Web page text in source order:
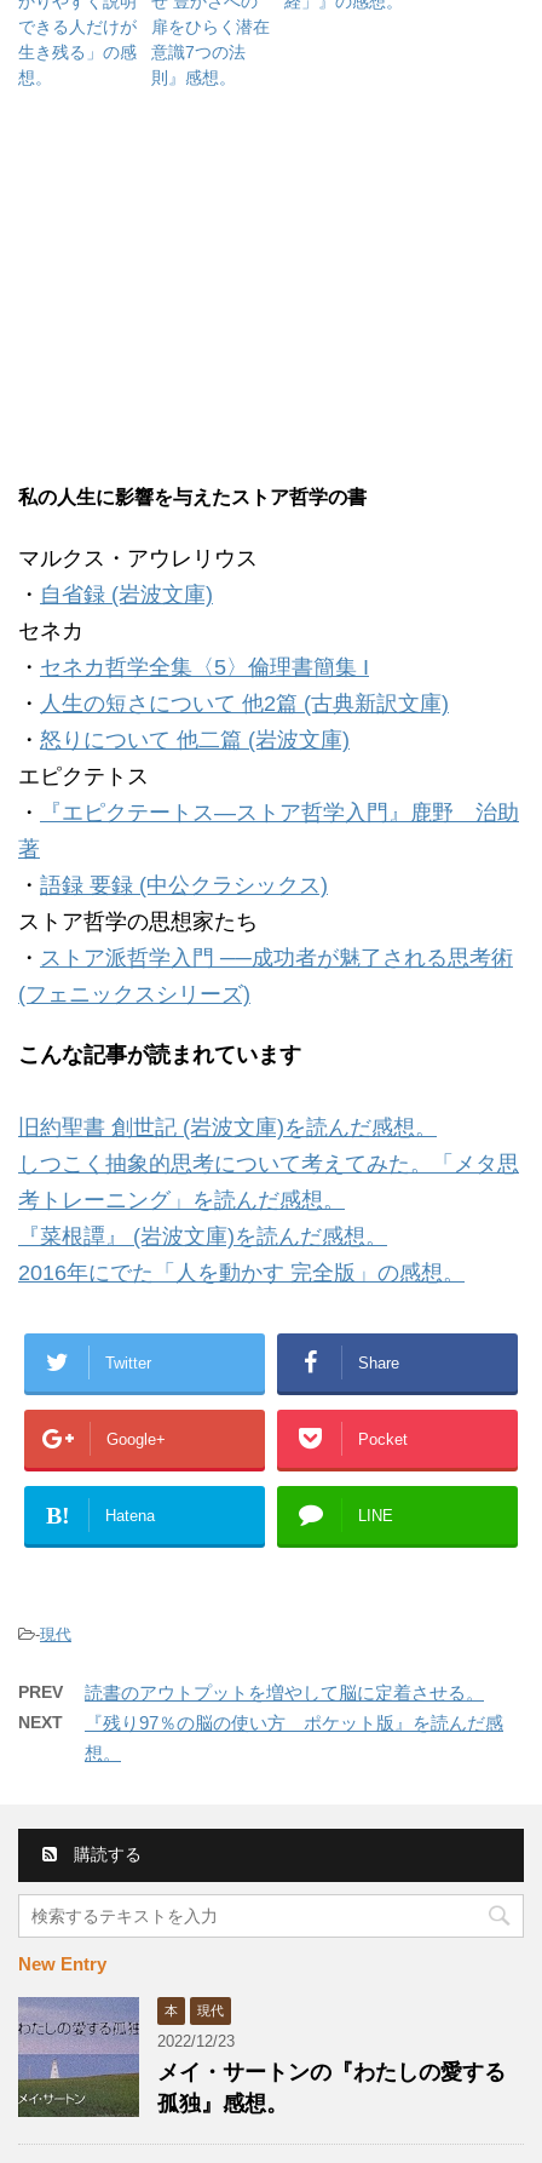
できる人だけが
生き残る」の感
想。
扉をひらく潜在
意識7つの法
則』感想。
私の人生に影響を与えたストア哲学の書
マルクス・アウレリウス
・ 自省録 (岩波文庫)
セネカ
・ セネカ哲学全集〈5〉倫理書簡集 I
・ 人生の短さについて 他2篇 (古典新訳文庫)
・ 怒りについて 他二篇 (岩波文庫)
エピクテトス
・
『エピクテートス―ストア哲学入門』鹿野 治助
著
・ 語録 要録 (中公クラシックス)
ストア哲学の思想家たち
・ ストア派哲学入門 ──成功者が魅了される思考術
(フェニックスシリーズ)
こんな記事が読まれています
旧約聖書 創世記 (岩波文庫)を読んだ感想。
しつこく抽象的思考について考えてみた。「メタ思
考トレーニング」を読んだ感想。
『菜根譚』 (岩波文庫)を読んだ感想。
2016年にでた「人を動かす 完全版」の感想。
Twitter Share
Google+ Pocket
B! Hatena LINE
-現代
PREV 読書のアウトプットを増やして脳に定着させる。
NEXT
『残り97％の脳の使い方 ポケット版』を読んだ感
想。
購読する
New Entry
本 現代
2022/12/23
メイ・サートンの『わたしの愛する
孤独』感想。